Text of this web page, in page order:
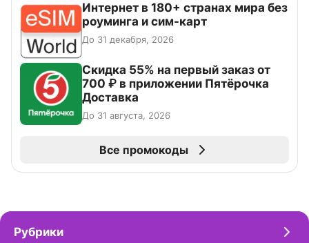
Интернет в 180+ странах мира без
роуминга и сим-карт
До 31 декабря, 2026
Скидка 55% на первый заказ от
700 ₽ в приложении Пятёрочка
Доставка
До 31 августа, 2026
Все промокоды
Рубрики